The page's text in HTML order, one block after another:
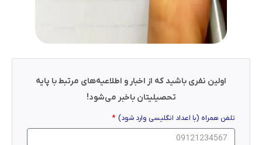
اولین نفری باشید که از اخبار و اطلاعیه‌های مرتبط با پایه
تحصیلیتان باخبر می‌شود!
تلفن همراه (با اعداد انگلیسی وارد شود)